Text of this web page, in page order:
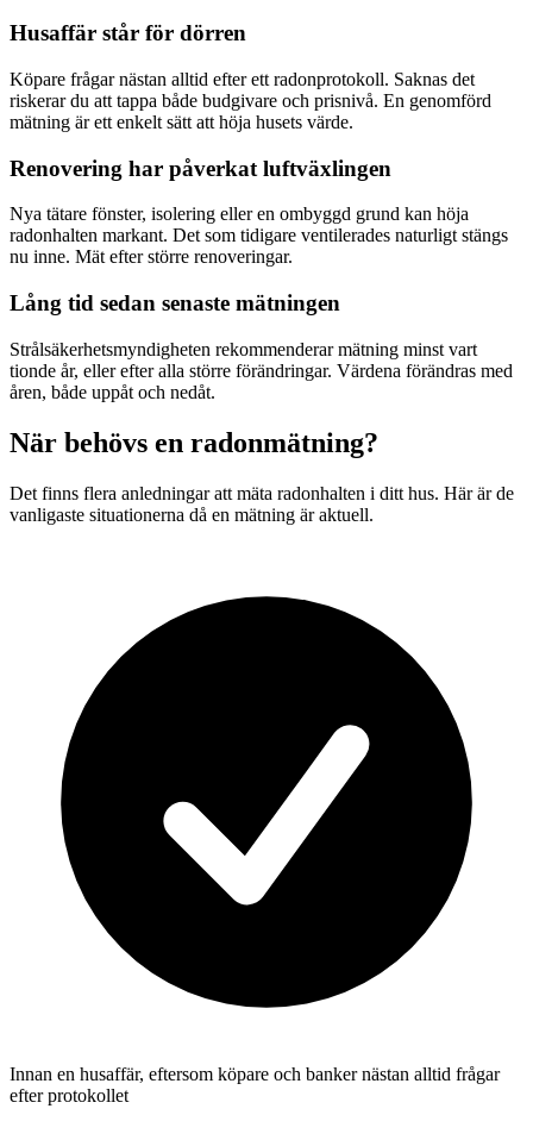
Husaffär står för dörren
Köpare frågar nästan alltid efter ett radonprotokoll. Saknas det
riskerar du att tappa både budgivare och prisnivå. En genomförd
mätning är ett enkelt sätt att höja husets värde.
Renovering har påverkat luftväxlingen
Nya tätare fönster, isolering eller en ombyggd grund kan höja
radonhalten markant. Det som tidigare ventilerades naturligt stängs
nu inne. Mät efter större renoveringar.
Lång tid sedan senaste mätningen
Strålsäkerhetsmyndigheten rekommenderar mätning minst vart
tionde år, eller efter alla större förändringar. Värdena förändras med
åren, både uppåt och nedåt.
När behövs en radonmätning?
Det finns flera anledningar att mäta radonhalten i ditt hus. Här är de
vanligaste situationerna då en mätning är aktuell.
Innan en husaffär, eftersom köpare och banker nästan alltid frågar
efter protokollet